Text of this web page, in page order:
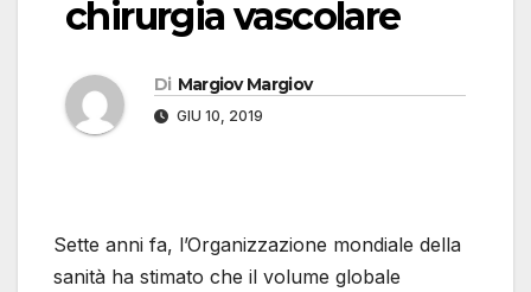
chirurgia vascolare
Di Margiov Margiov
GIU 10, 2019
Sette anni fa, l’Organizzazione mondiale della
sanità ha stimato che il volume globale